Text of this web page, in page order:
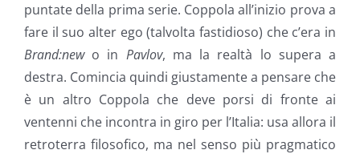
puntate della prima serie. Coppola all’inizio prova a
fare il suo alter ego (talvolta fastidioso) che c’era in
Brand:newo in Pavlov, ma la realtà lo supera a
destra. Comincia quindi giustamente a pensare che
è un altro Coppola che deve porsi di fronte ai
ventenni che incontra in giro per l’Italia: usa allora il
retroterra filosofico, ma nel senso più pragmatico